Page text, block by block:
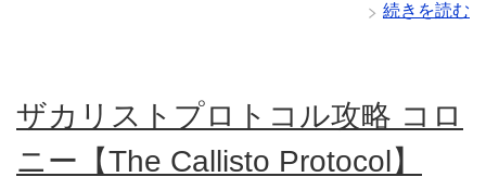
続きを読む
ザカリストプロトコル攻略 コロ
ニー【The Callisto Protocol】